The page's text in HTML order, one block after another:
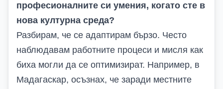
професионалните си умения, когато сте в
нова културна среда?
Разбирам, че се адаптирам бързо. Често
наблюдавам работните процеси и мисля как
биха могли да се оптимизират. Например, в
Мадагаскар, осъзнах, че заради местните